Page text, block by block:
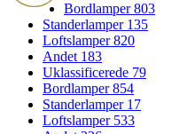
Bordlamper803
Standerlamper 135
Loftslamper820
Andet 183
Uklassificerede 79
Bordlamper854
Standerlamper 17
Loftslamper 533